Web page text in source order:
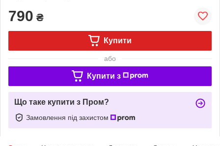
790 ₴
Купити
або
Купити з
Що таке купити з Пром?
Замовлення під захистом